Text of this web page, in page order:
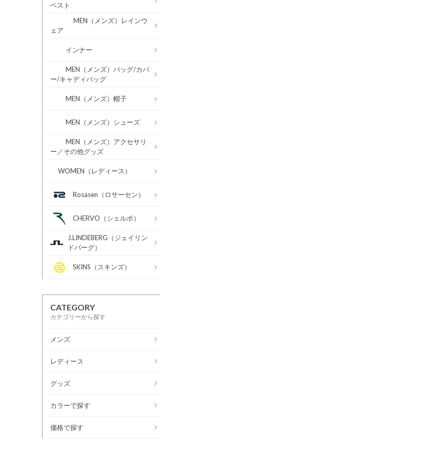
ベスト
MEN（メンズ）レインウ
ェア
インナー
MEN（メンズ）バッグ/カバ
ー/キャディバッグ
MEN（メンズ）帽子
MEN（メンズ）シューズ
MEN（メンズ）アクセサリ
ー／その他グッズ
WOMEN（レディース）
Rosasen（ロサーセン）
CHERVO（シェルボ）
J.LINDEBERG（ジェイリン
ドバーグ）
SKINS（スキンズ）
CATEGORY
カテゴリーから探す
メンズ
レディース
グッズ
カラーで探す
価格で探す